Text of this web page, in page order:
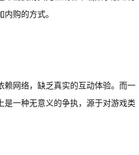
购的方式。
网络，缺乏真实的互动体验。而一
一种无意义的争执，源于对游戏类